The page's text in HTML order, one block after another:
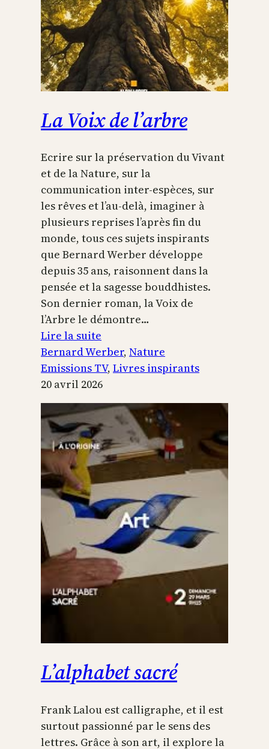
La Voix de l’arbre
Ecrire sur la préservation du Vivant
et de la Nature, sur la
communication inter-espèces, sur
les rêves et l’au-delà, imaginer à
plusieurs reprises l’après fin du
monde, tous ces sujets inspirants
que Bernard Werber développe
depuis 35 ans, raisonnent dans la
pensée et la sagesse bouddhistes.
Son dernier roman, la Voix de
l’Arbre le démontre…
Lire la suite
La
Voix
de
l’arbre
Bernard Werber, Nature
Emissions TV, Livres inspirants
20 avril 2026
L’alphabet sacré
Frank Lalou est calligraphe, et il est
surtout passionné par le sens des
lettres. Grâce à son art, il explore la